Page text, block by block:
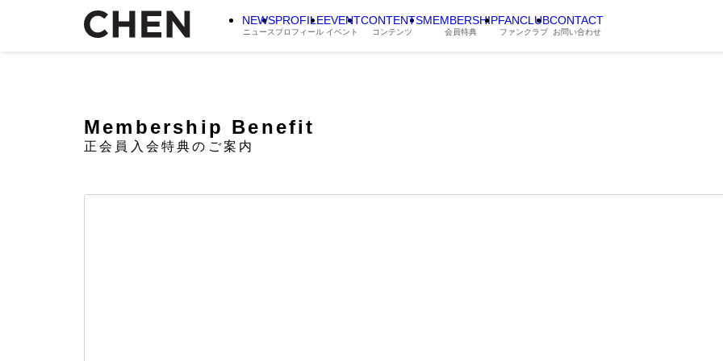
NEWS
ニュース
PROFILE
プロフィール
EVENT
イベント
CONTENTS
コンテンツ
MEMBERSHIP
会員特典
FANCLUB
ファンクラブ
CONTACT
お問い合わせ
Membership Benefit
正会員入会特典のご案内